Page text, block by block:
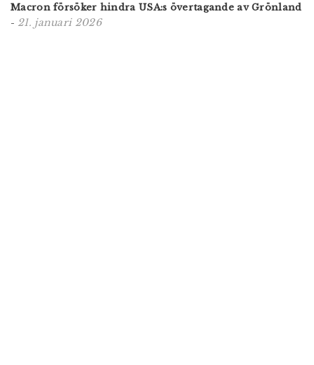
Macron försöker hindra USA:s övertagande av Grönland
- 21. januari 2026